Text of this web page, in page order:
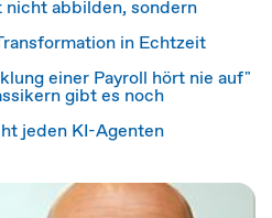
nicht abbilden, sondern
in Echtzeit
einer Payroll hört nie auf"
gibt es noch
jeden KI-Agenten